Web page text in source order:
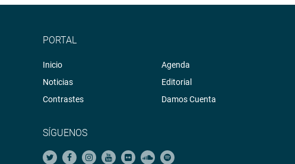
PORTAL
Inicio
Noticias
Contrastes
Agenda
Editorial
Damos Cuenta
SÍGUENOS